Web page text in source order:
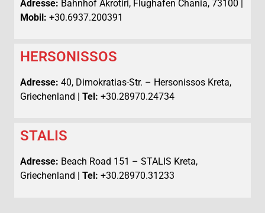
Adresse: Bahnhof Akrotiri, Flughafen Chania, 73100 |
Mobil: +30.6937.200391
HERSONISSOS
Adresse: 40, Dimokratias-Str. – Hersonissos Kreta,
Griechenland | Tel: +30.28970.24734
STALIS
Adresse: Beach Road 151 – STALIS Kreta,
Griechenland | Tel: +30.28970.31233